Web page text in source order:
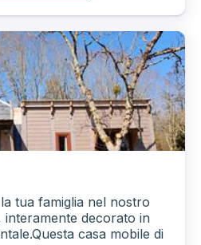
tua famiglia nel nostro
decorato in
casa mobile di